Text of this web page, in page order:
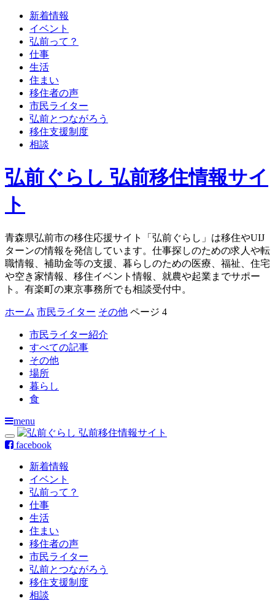
新着情報
イベント
弘前って？
仕事
生活
住まい
移住者の声
市民ライター
弘前とつながろう
移住支援制度
相談
弘前ぐらし 弘前移住情報サイ
ト
青森県弘前市の移住応援サイト「弘前ぐらし」は移住やUIJ
ターンの情報を発信しています。仕事探しのための求人や転
職情報、補助金等の支援、暮らしのための医療、福祉、住宅
や空き家情報、移住イベント情報、就農や起業までサポー
ト。有楽町の東京事務所でも相談受付中。
ホーム 市民ライター その他 ページ 4
市民ライター紹介
すべての記事
その他
場所
暮らし
食
menu
facebook
新着情報
イベント
弘前って？
仕事
生活
住まい
移住者の声
市民ライター
弘前とつながろう
移住支援制度
相談